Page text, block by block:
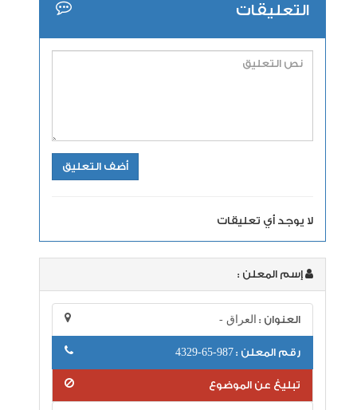
التعليقات
لا يوجد أي تعليقات
إسم المعلن :
العنوان :العراق -
رقم المعلن :987-65-4329
تبليغ عن الموضوع